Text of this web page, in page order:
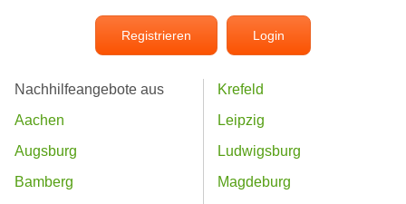
Registrieren Login
Nachhilfeangebote aus
Aachen
Augsburg
Bamberg
Krefeld
Leipzig
Ludwigsburg
Magdeburg